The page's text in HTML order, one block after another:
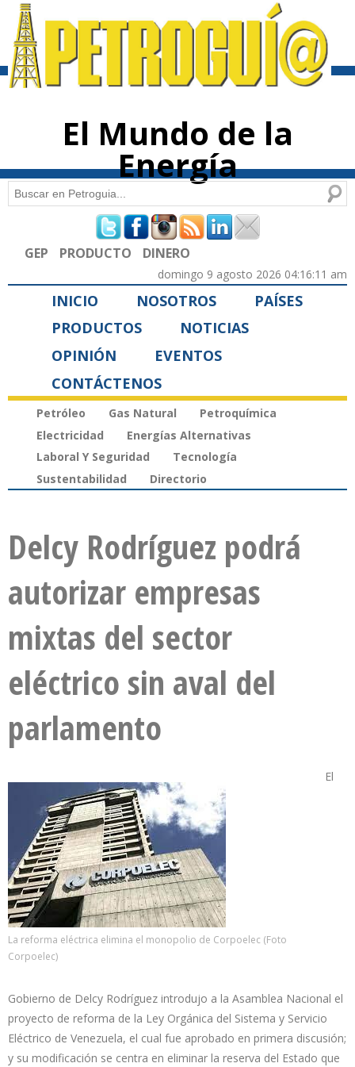
contenido
El Mundo de la
Energía
Formulario de búsqueda
Buscar
GEP PRODUCTO DINERO
domingo 9 agosto 2026 04:16:11 am
INICIO NOSOTROS
PAÍSES
PRODUCTOS
NOTICIAS
OPINIÓN
EVENTOS
CONTÁCTENOS
Petróleo Gas Natural
Petroquímica
Electricidad
Energías Alternativas
Laboral Y Seguridad
Tecnología
Sustentabilidad
Directorio
Delcy Rodríguez podrá
autorizar empresas
mixtas del sector
eléctrico sin aval del
parlamento
La reforma eléctrica elimina el monopolio de Corpoelec (Foto
Corpoelec)
El
Gobierno de Delcy Rodríguez introdujo a la Asamblea Nacional el
proyecto de reforma de la Ley Orgánica del Sistema y Servicio
Eléctrico de Venezuela, el cual fue aprobado en primera discusión;
y su modificación se centra en eliminar la reserva del Estado que